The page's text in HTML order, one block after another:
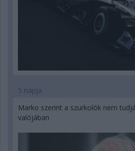
5 napja
Marko szerint a szurkolók nem
valójában